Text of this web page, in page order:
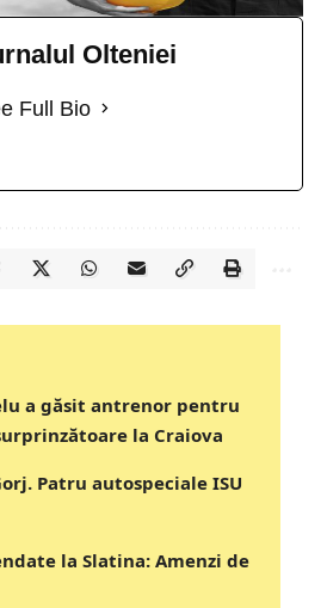
Olteniei
Full Bio
a găsit antrenor pentru
la Craiova
Patru autospeciale ISU
la Slatina: Amenzi de